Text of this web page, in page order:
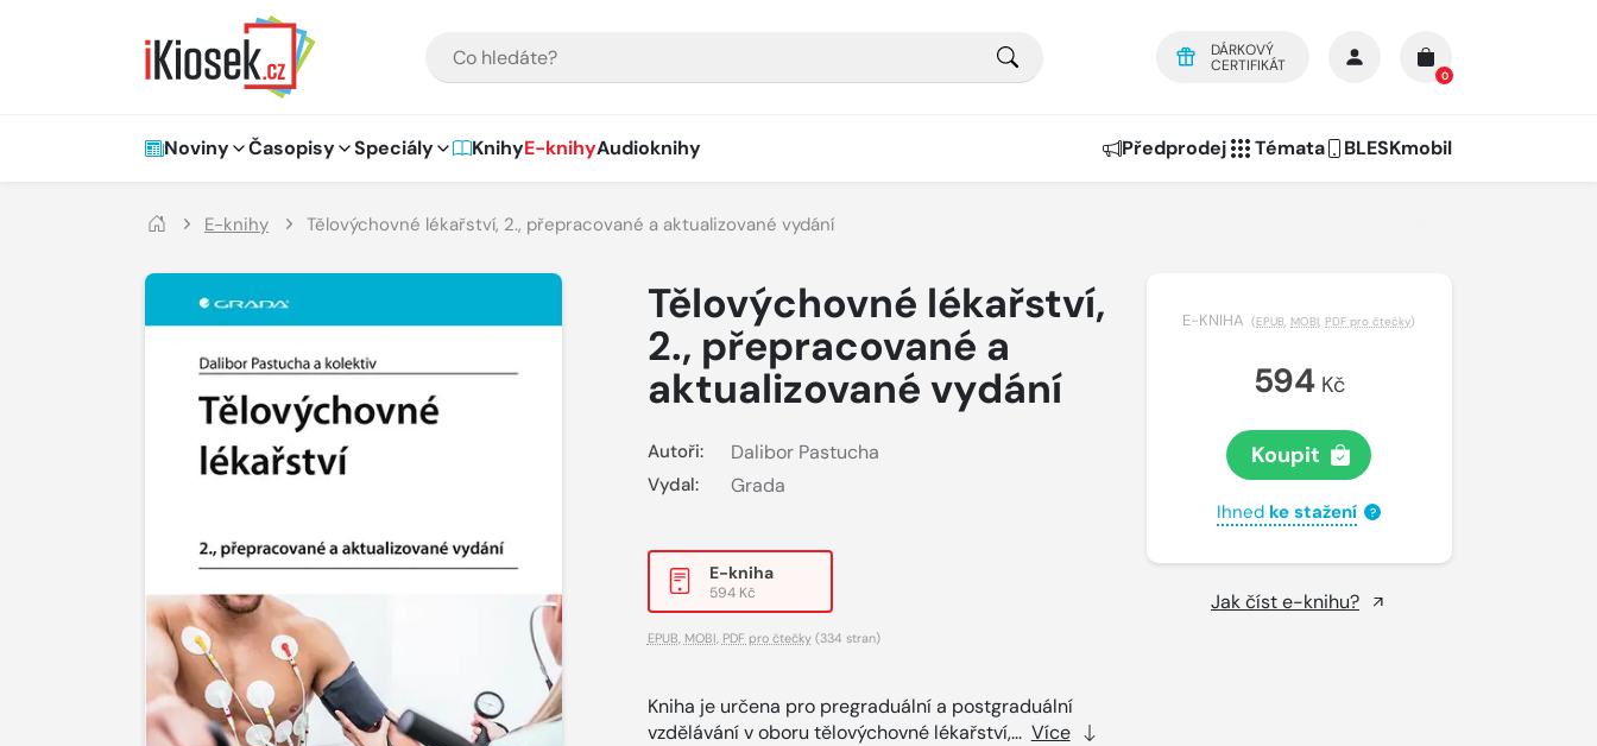
DÁRKOVÝ
CERTIFIKÁT
0
Hlavní navigace
Noviny Časopisy Speciály KnihyE-knihyAudioknihy Předprodej Témata BLESKmobil
E-knihy Tělovýchovné lékařství, 2., přepracované a aktualizované vydání
Tělovýchovné lékařství,
2., přepracované a
aktualizované vydání
Autoři: Dalibor Pastucha
Vydal: Grada
E-kniha
594 Kč
EPUB MOBI PDF pro čtečky(334 stran)
Kniha je určena pro pregraduální a postgraduální
vzdělávání v oboru tělovýchovné lékařství,... Více
E-KNIHA (EPUB, MOBI, PDF pro čtečky)
594Kč
Koupit
Ihned ke stažení ?
Jak číst e-knihu?